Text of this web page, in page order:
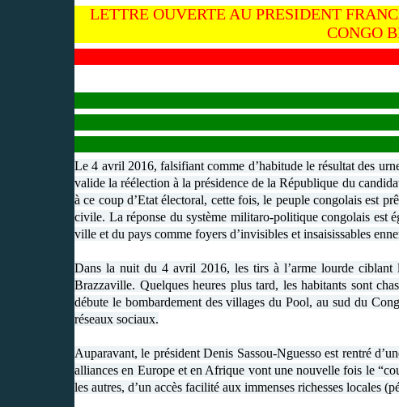
LETTRE OUVERTE AU PRESIDENT
CONGO
Le 4 avril 2016, falsifiant comme d’habitude le résultat des
valide la réélection à la présidence de la République du
à ce coup d’Etat électoral, cette fois, le peuple congolais est
civile. La réponse du système militaro-politique congolais est
ville et du pays comme foyers d’invisibles et insaisissables
Dans la nuit du 4 avril 2016, les tirs à l’arme lourde ciblant
Brazzaville. Quelques heures plus tard, les habitants sont
débute le bombardement des villages du Pool, au sud du
réseaux sociaux.
Auparavant, le président Denis Sassou-Nguesso est rentré
alliances en Europe et en Afrique vont une nouvelle fois le
les autres, d’un accès facilité aux immenses richesses locales